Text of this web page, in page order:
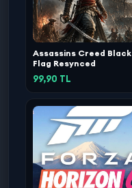
Assassins Creed Black
Flag Resynced
99,90 TL